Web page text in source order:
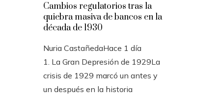
Cambios regulatorios tras la
quiebra masiva de bancos en la
década de 1930
Nuria CastañedaHace 1 día
1. La Gran Depresión de 1929La
crisis de 1929 marcó un antes y
un después en la historia